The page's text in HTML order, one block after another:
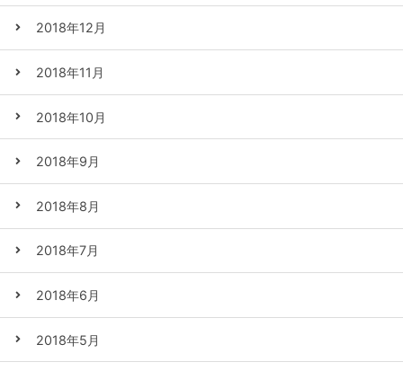
2018年12月
2018年11月
2018年10月
2018年9月
2018年8月
2018年7月
2018年6月
2018年5月